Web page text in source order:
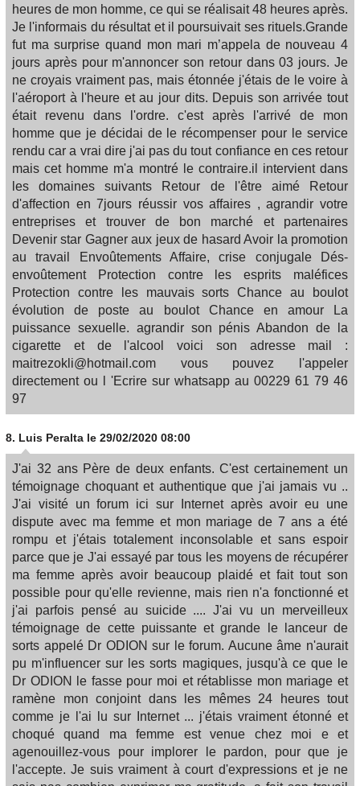
heures de mon homme, ce qui se réalisait 48 heures après.
Je l'informais du résultat et il poursuivait ses rituels.Grande
fut ma surprise quand mon mari m’appela de nouveau 4
jours après pour m'annoncer son retour dans 03 jours. Je
ne croyais vraiment pas, mais étonnée j'étais de le voire à
l'aéroport à l'heure et au jour dits. Depuis son arrivée tout
était revenu dans l'ordre. c'est après l'arrivé de mon
homme que je décidai de le récompenser pour le service
rendu car a vrai dire j'ai pas du tout confiance en ces retour
mais cet homme m'a montré le contraire.il intervient dans
les domaines suivants Retour de l'être aimé Retour
d'affection en 7jours réussir vos affaires , agrandir votre
entreprises et trouver de bon marché et partenaires
Devenir star Gagner aux jeux de hasard Avoir la promotion
au travail Envoûtements Affaire, crise conjugale Dés-
envoûtement Protection contre les esprits maléfices
Protection contre les mauvais sorts Chance au boulot
évolution de poste au boulot Chance en amour La
puissance sexuelle. agrandir son pénis Abandon de la
cigarette et de l'alcool voici son adresse mail :
maitrezokli@hotmail.com vous pouvez l'appeler
directement ou l 'Ecrire sur whatsapp au 00229 61 79 46
97
8. Luis Peralta le 29/02/2020 08:00
J'ai 32 ans Père de deux enfants. C'est certainement un
témoignage choquant et authentique que j'ai jamais vu ..
J'ai visité un forum ici sur Internet après avoir eu une
dispute avec ma femme et mon mariage de 7 ans a été
rompu et j'étais totalement inconsolable et sans espoir
parce que je J'ai essayé par tous les moyens de récupérer
ma femme après avoir beaucoup plaidé et fait tout son
possible pour qu'elle revienne, mais rien n'a fonctionné et
j'ai parfois pensé au suicide .... J'ai vu un merveilleux
témoignage de cette puissante et grande le lanceur de
sorts appelé Dr ODION sur le forum. Aucune âme n'aurait
pu m'influencer sur les sorts magiques, jusqu'à ce que le
Dr ODION le fasse pour moi et rétablisse mon mariage et
ramène mon conjoint dans les mêmes 24 heures tout
comme je l'ai lu sur Internet ... j'étais vraiment étonné et
choqué quand ma femme est venue chez moi e et
agenouillez-vous pour implorer le pardon, pour que je
l'accepte. Je suis vraiment à court d'expressions et je ne